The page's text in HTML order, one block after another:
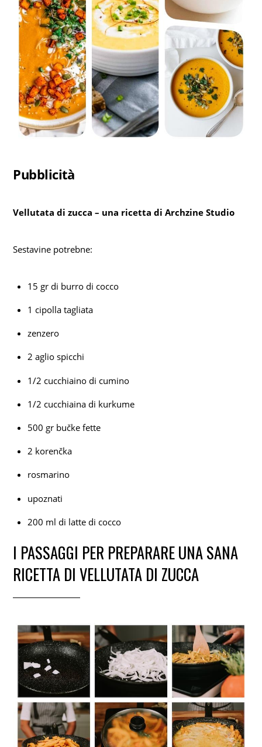
Pubblicità
Vellutata di zucca – una ricetta di Archzine Studio
Sestavine potrebne:
15 gr di burro di cocco
1 cipolla tagliata
zenzero
2 aglio spicchi
1/2 cucchiaino di cumino
1/2 cucchiaina di kurkume
500 gr bučke fette
2 korenčka
rosmarino
upoznati
200 ml di latte di cocco
I PASSAGGI PER PREPARARE UNA SANA
RICETTA DI VELLUTATA DI ZUCCA